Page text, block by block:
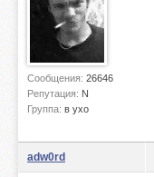
Сообщения: 26646
Репутация: N
Группа: в ухо
adw0rd